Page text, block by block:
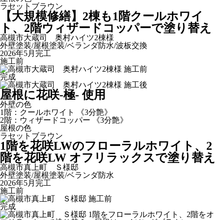
ラセットブラウン
【大規模修繕】2棟も1階クールホワイ
ト、2階ウィザードコッパーで塗り替え
高槻市大蔵司 奥村ハイツ2棟様
外壁塗装/屋根塗装/ベランダ防水/波板交換
2026年5月完工
施工前
完成
屋根に花咲-極- 使用
外壁の色
1階：クールホワイト 《3分艶》
2階：ウィザードコッパー 《3分艶》
屋根の色
ラセットブラウン
1階を花咲LWのフローラルホワイト、2
階を花咲LW オフリラックスで塗り替え
高槻市真上町 Ｓ様邸
外壁塗装/屋根塗装/ベランダ防水
2026年5月完工
施工前
完成